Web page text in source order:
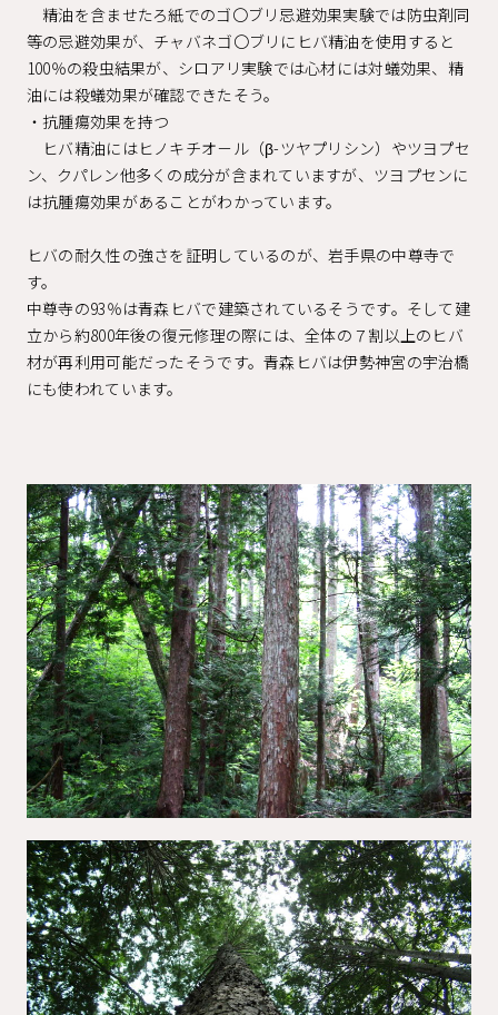
精油を含ませたろ紙でのゴ〇ブリ忌避効果実験では防虫剤同
等の忌避効果が、チャバネゴ〇ブリにヒバ精油を使用すると
100％の殺虫結果が、シロアリ実験では心材には対蟻効果、精
油には殺蟻効果が確認できたそう。
・抗腫瘍効果を持つ
ヒバ精油にはヒノキチオ－ル（β-ツヤプリシン）やツヨプセ
ン、クパレン他多くの成分が含まれていますが、ツヨプセンに
は抗腫瘍効果があることがわかっています。
ヒバの耐久性の強さを証明しているのが、岩手県の中尊寺で
す。
中尊寺の93％は青森ヒバで建築されているそうです。そして建
立から約800年後の復元修理の際には、全体の７割以上のヒバ
材が再利用可能だったそうです。青森ヒバは伊勢神宮の宇治橋
にも使われています。